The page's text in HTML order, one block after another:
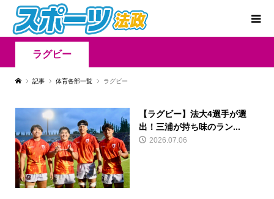
ラグビー
記事 体育各部一覧 ラグビー
【ラグビー】法大4選手が選
出！三浦が持ち味のラン...
2026.07.06